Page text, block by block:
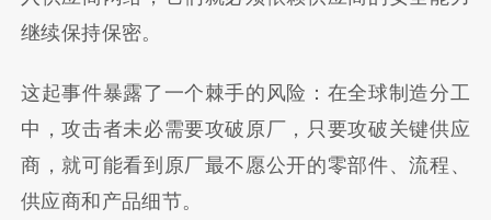
继续保持保密。
这起事件暴露了一个棘手的风险：在全球制造分工
中，攻击者未必需要攻破原厂，只要攻破关键供应
商，就可能看到原厂最不愿公开的零部件、流程、
供应商和产品细节。